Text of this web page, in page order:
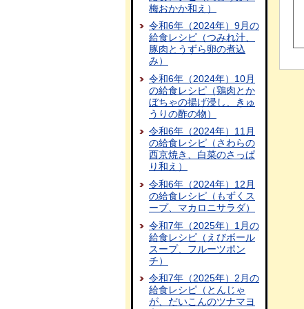
梅おかか和え）
令和6年（2024年）9月の
給食レシピ（つみれ汁、
豚肉とうずら卵の煮込
み）
令和6年（2024年）10月
の給食レシピ（鶏肉とか
ぼちゃの揚げ浸し、きゅ
うりの酢の物）
令和6年（2024年）11月
の給食レシピ（さわらの
西京焼き、白菜のさっぱ
り和え）
令和6年（2024年）12月
の給食レシピ（もずくス
ープ、マカロニサラダ）
令和7年（2025年）1月の
給食レシピ（えびボール
スープ、フルーツポン
チ）
令和7年（2025年）2月の
給食レシピ（とんじゃ
が、だいこんのツナマヨ